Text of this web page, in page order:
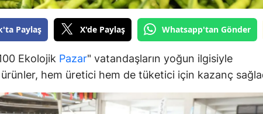
Çanakkale
Çankırı
Çorum
Denizli
Diyarbakır
Paylaş X'de Paylaş Whatsapp'tan Gönder
Ekolojik Pazar" vatandaşların yoğun ilgisiyle
ürünler, hem üretici hem de tüketici için kazanç